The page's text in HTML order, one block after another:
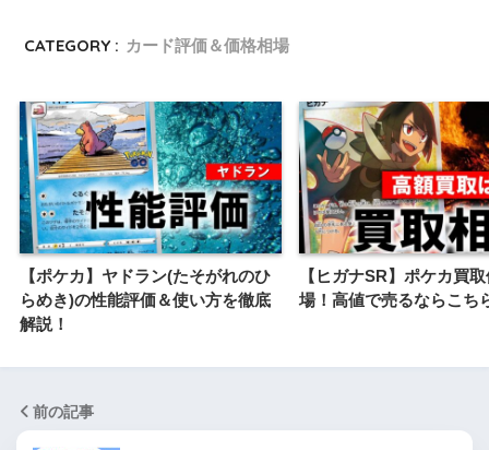
CATEGORY : カード評価＆価格相場
【ポケカ】ヤドラン(たそがれのひ
らめき)の性能評価＆使い方を徹底
解説！
【ヒガナSR】ポケカ買
場！高値で売るならこち
前の記事